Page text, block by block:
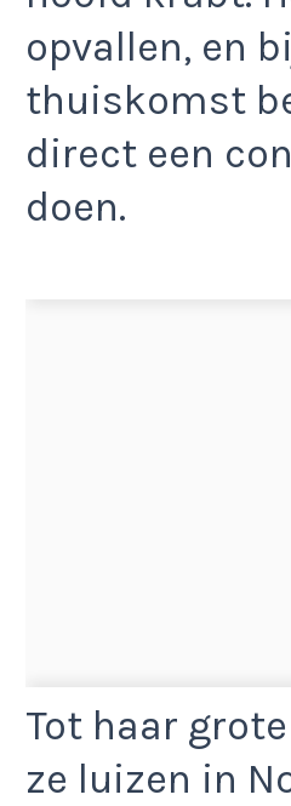
opvallen, en
thuiskomst
direct een
doen.
Tot haar
ze luizen in